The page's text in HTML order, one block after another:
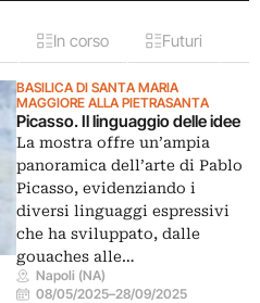
In corso Futuri
BASILICA DI SANTA MARIA
MAGGIORE ALLA PIETRASANTA
Picasso. Il linguaggio delle idee
La mostra offre un’ampia
panoramica dell’arte di Pablo
Picasso, evidenziando i
diversi linguaggi espressivi
che ha sviluppato, dalle
gouaches alle…
Napoli (NA)
08/05/2025–28/09/2025